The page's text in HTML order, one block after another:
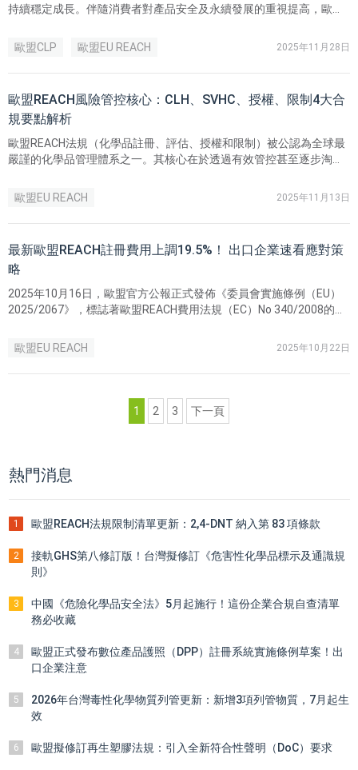
持續穩定成長。伴隨消費者對產品安全及永續發展的重視提高，歐盟
合執法試點項目，清潔劑產品也成為歐盟永續產品政策的核心關注品
類之一。
歐盟CLP 歐盟EU REACH 2025年11月28日
歐盟REACH風險管控核心：CLH、SVHC、授權、限制4大合
規要點解析
歐盟REACH法規（化學品註冊、評估、授權和限制）被公認為全球最
嚴謹的化學品管理體系之一。其核心在於透過有效管控甚至逐步淘汰
框架下，化學品的註冊與評估僅為合規起點，真正落實高度保護的關
鍵，在於其風險管控機制——由「統一分類與標籤（CLH）」、「高關
注物質（SVHC）」、「授權（Authorisation）」與「限制
歐盟EU REACH 2025年11月13日
最新歐盟REACH註冊費用上調19.5%！ 出口企業速看應對策
略
2025年10月16日，歐盟官方公報正式發佈《委員會實施條例（EU）
2025/2067》，標誌著歐盟REACH費用法規（EC）No 340/2008的修
11月5日起，企業在提交REACH註冊時需依照最新費用標準繳納行政
費。其中，有關中小企業SME身份驗證程序的新規，將設有過渡期，
至2027年2月5日起正式實施。
歐盟EU REACH 2025年10月22日
1 2 3 下一頁
熱門消息
1 歐盟REACH法規限制清單更新：2,4-DNT 納入第 83 項條款
2
接軌GHS第八修訂版！台灣擬修訂《危害性化學品標示及通識規
則》
3
中國《危險化學品安全法》5月起施行！這份企業合規自查清單
務必收藏
4
歐盟正式發布數位產品護照（DPP）註冊系統實施條例草案！出
口企業注意
5
2026年台灣毒性化學物質列管更新：新增3項列管物質，7月起生
效
6 歐盟擬修訂再生塑膠法規：引入全新符合性聲明（DoC）要求